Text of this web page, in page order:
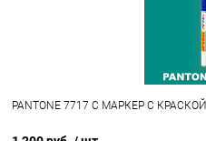
PANTONE 7717 C МАРКЕР С КРАСКОЙ